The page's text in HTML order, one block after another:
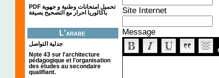
PDF تحميل امتحانات وطنية و جهوية
باكالوريا احرار مع التصحيح بصيغة
L'arabe
جدلية التواصل
Note 43 sur l'architecture
pédagogique et l'organisation
des études au secondaire
qualifiant.
Site Internet
Message